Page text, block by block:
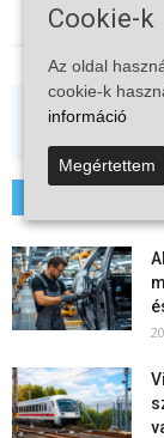
SZO
Cookie-k
Az oldal
cookie-k
információ
Megértettem